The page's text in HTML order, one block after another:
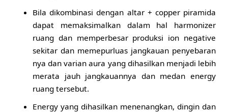
Bila dikombinasi dengan altar + copper piramida
dapat memaksimalkan dalam hal harmonizer
ruang dan memperbesar produksi ion negative
sekitar dan memepurluas jangkauan penyebaran
nya dan varian aura yang dihasilkan menjadi lebih
merata jauh jangkauannya dan medan energy
ruang tersebut.
Energy yang dihasilkan menenangkan, dingin dan